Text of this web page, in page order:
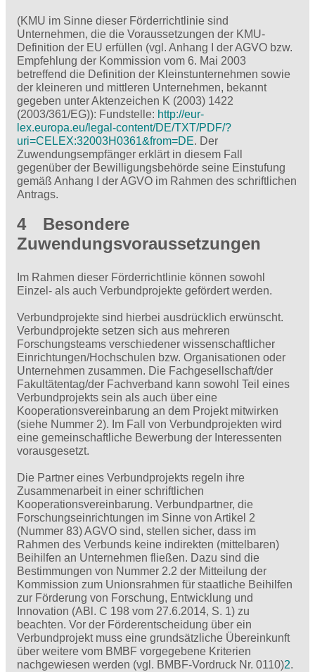
(KMU im Sinne dieser Förderrichtlinie sind
Unternehmen, die die Voraussetzungen der KMU-
Definition der EU erfüllen (vgl. Anhang I der AGVO bzw.
Empfehlung der Kommission vom 6. Mai 2003
betreffend die Definition der Kleinstunternehmen sowie
der kleineren und mittleren Unternehmen, bekannt
gegeben unter Aktenzeichen K (2003) 1422
(2003/361/EG)): Fundstelle: http://eur-
lex.europa.eu/legal-content/DE/TXT/PDF/?
uri=CELEX:32003H0361&from=DE. Der
Zuwendungsempfänger erklärt in diesem Fall
gegenüber der Bewilligungsbehörde seine Einstufung
gemäß Anhang I der AGVO im Rahmen des schriftlichen
Antrags.
4 Besondere
Zuwendungsvoraussetzungen
Im Rahmen dieser Förderrichtlinie können sowohl
Einzel- als auch Verbundprojekte gefördert werden.
Verbundprojekte sind hierbei ausdrücklich erwünscht.
Verbundprojekte setzen sich aus mehreren
Forschungsteams verschiedener wissenschaftlicher
Einrichtungen/Hochschulen bzw. Organisationen oder
Unternehmen zusammen. Die Fachgesellschaft/der
Fakultätentag/der Fachverband kann sowohl Teil eines
Verbundprojekts sein als auch über eine
Kooperationsvereinbarung an dem Projekt mitwirken
(siehe Nummer 2). Im Fall von Verbundprojekten wird
eine gemeinschaftliche Bewerbung der Interessenten
vorausgesetzt.
Die Partner eines Verbundprojekts regeln ihre
Zusammenarbeit in einer schriftlichen
Kooperationsvereinbarung. Verbundpartner, die
Forschungseinrichtungen im Sinne von Artikel 2
(Nummer 83) AGVO sind, stellen sicher, dass im
Rahmen des Verbunds keine indirekten (mittelbaren)
Beihilfen an Unternehmen fließen. Dazu sind die
Bestimmungen von Nummer 2.2 der Mitteilung der
Kommission zum Unionsrahmen für staatliche Beihilfen
zur Förderung von Forschung, Entwicklung und
Innovation (ABl. C 198 vom 27.6.2014, S. 1) zu
beachten. Vor der Förderentscheidung über ein
Verbundprojekt muss eine grundsätzliche Übereinkunft
über weitere vom BMBF vorgegebene Kriterien
nachgewiesen werden (vgl. BMBF-Vordruck Nr. 0110)2.